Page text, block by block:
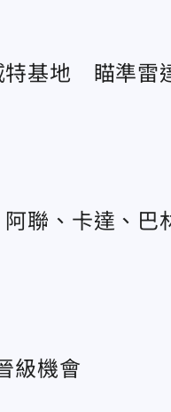
特基地 瞄準雷
聯、卡達、巴
級機會